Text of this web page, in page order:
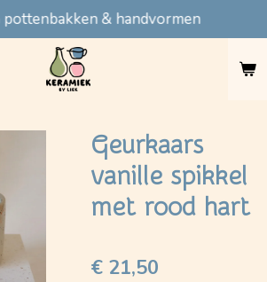
pottenbakken & handvormen
Geurkaars
vanille spikkel
met rood hart
€ 21,50